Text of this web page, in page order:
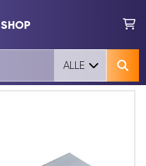
SHOP
ALLE